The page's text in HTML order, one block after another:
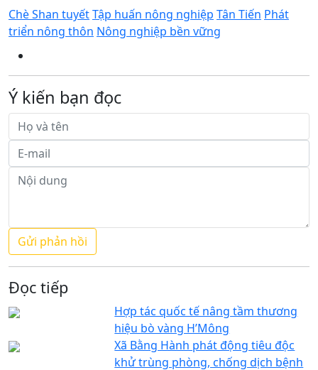
Chè Shan tuyếtTập huấn nông nghiệp Tân Tiến Phát
triển nông thôn Nông nghiệp bền vững
Ý kiến bạn đọc
Đọc tiếp
Hợp tác quốc tế nâng tầm thương
hiệu bò vàng H’Mông
Xã Bằng Hành phát động tiêu độc
khử trùng phòng, chống dịch bệnh